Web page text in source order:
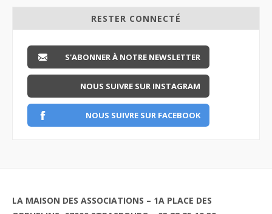
RESTER CONNECTÉ
S'ABONNER À NOTRE NEWSLETTER
NOUS SUIVRE SUR INSTAGRAM
NOUS SUIVRE SUR FACEBOOK
LA MAISON DES ASSOCIATIONS – 1A PLACE DES